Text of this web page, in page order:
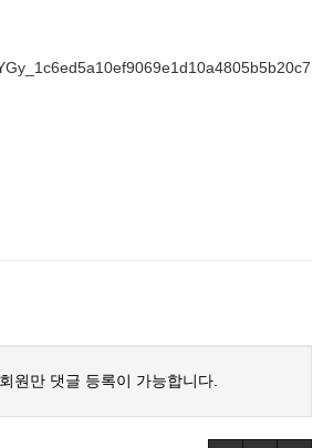
원만 댓글 등록이 가능합니다.